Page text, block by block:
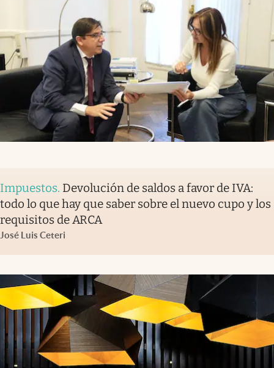
Impuestos. Devolución de saldos a favor de IVA:
todo lo que hay que saber sobre el nuevo cupo y los
requisitos de ARCA
José Luis Ceteri